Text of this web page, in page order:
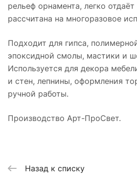
рельеф орнамента, легко отдаёт
рассчитана на многоразовое
Подходит для гипса,
эпоксидной смолы, мастики и
Используется для декора
и стен, лепнины, оформления
ручной работы.
Производство Арт-ПроСвет.
Назад к списку